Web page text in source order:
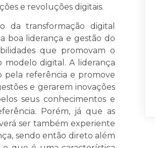
e revoluções digitais.
da transformação digital
boa liderança e gestão do
que promovam o
modelo digital. A liderança
pela referência e promove
e gerarem inovações
seus conhecimentos e
Porém, já que as
ser também experiente
sendo então direto além